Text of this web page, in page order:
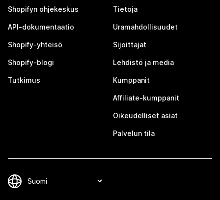
Shopifyn ohjekeskus
API-dokumentaatio
Shopify-yhteisö
Shopify-blogi
Tutkimus
Tietoja
Uramahdollisuudet
Sijoittajat
Lehdistö ja media
Kumppanit
Affiliate-kumppanit
Oikeudelliset asiat
Palvelun tila